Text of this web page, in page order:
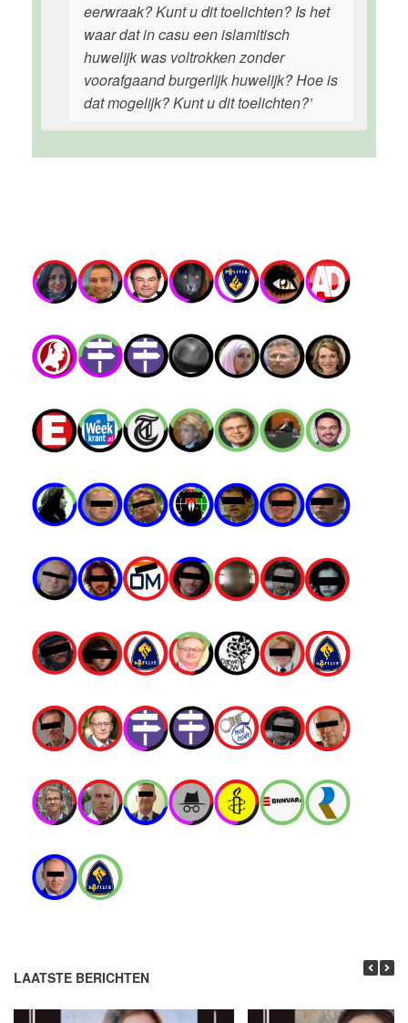
eerwraak? Kunt u dit toelichten? Is het
waar dat in casu een islamitisch
huwelijk was voltrokken zonder
voorafgaand burgerlijk huwelijk? Hoe is
dat mogelijk? Kunt u dit toelichten?’
LAATSTE BERICHTEN